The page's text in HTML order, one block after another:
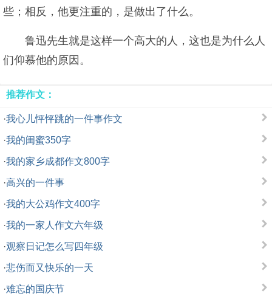
些；相反，他更注重的，是做出了什么。
鲁迅先生就是这样一个高大的人，这也是为什么人
们仰慕他的原因。
推荐作文：
·我心儿怦怦跳的一件事作文
·我的闺蜜350字
·我的家乡成都作文800字
·高兴的一件事
·我的大公鸡作文400字
·我的一家人作文六年级
·观察日记怎么写四年级
·悲伤而又快乐的一天
·难忘的国庆节